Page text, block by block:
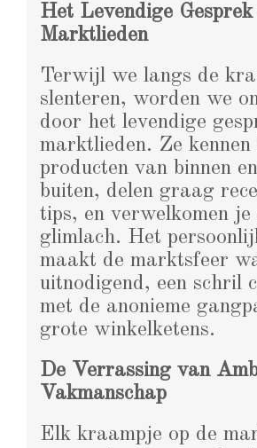
Het Levendige
Marktlieden
Terwijl we langs de
slenteren, worden we
door het levendige
marktlieden. Ze kennen
producten van binnen
buiten, delen graag
tips, en verwelkomen je
glimlach. Het
maakt de marktsfeer
uitnodigend, een schril
met de anonieme
grote winkelketens.
De Verrassing van
Vakmanschap
Elk kraampje op de